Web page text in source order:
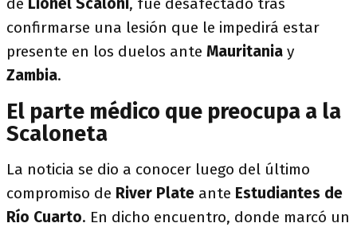
confirmarse una lesión que le impedirá estar
presente en los duelos ante Mauritania y
Zambia.
El parte médico que preocupa a la
Scaloneta
La noticia se dio a conocer luego del último
compromiso de River Plate ante Estudiantes de
Río Cuarto. En dicho encuentro, donde marcó un